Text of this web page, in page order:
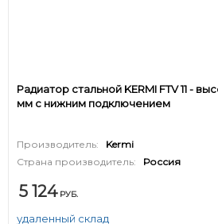
Радиатор стальной KERMI FTV 11 -
мм с нижним подключением
Производитель:
Kermi
Страна производитель:
Россия
5 124 РУБ.
удаленный склад